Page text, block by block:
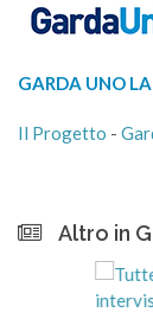
GARDA UNO
Il Progetto -
Altro in